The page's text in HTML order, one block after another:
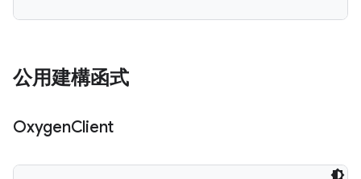
公用建構函式
OxygenClient